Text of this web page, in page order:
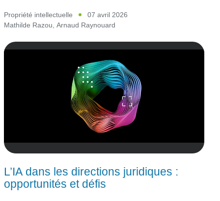
Propriété intellectuelle
07 avril 2026
Mathilde Razou Arnaud Raynouard
L’IA dans les directions juridiques :
opportunités et défis